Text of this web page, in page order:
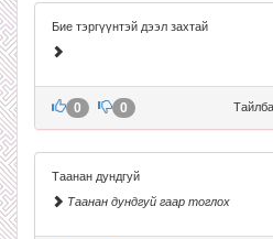
Бие тэргүүнтэй дээл захтай
0 0
Таанан дундгуй
Таанан дундгуй гаар тоглох